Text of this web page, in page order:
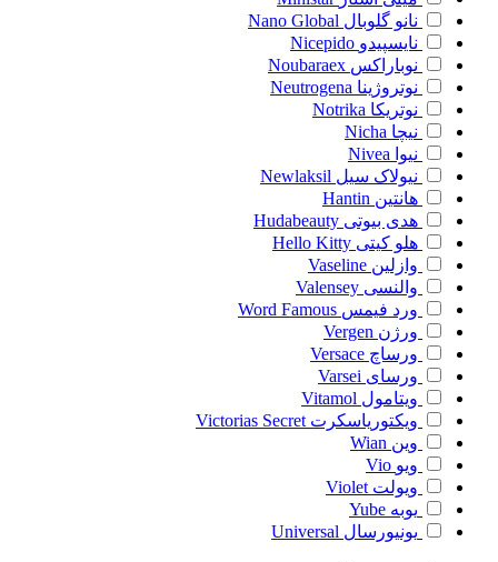
نانو گلوبال Nano Global
نایسپیدو Nicepido
نوباراکس Noubaraex
نوتروژینا Neutrogena
نوتریکا Notrika
نیچا Nicha
نیوا Nivea
نیولاک سیل Newlaksil
هانتین Hantin
هدی بیوتی Hudabeauty
هلو کیتی Hello Kitty
وازلین Vaseline
والنسی Valensey
ورد فیمس Word Famous
ورژن Vergen
ورساچ Versace
ورسای Varsei
ویتامول Vitamol
ویکتوریاسکرت Victorias Secret
وین Wian
ویو Vio
ویولت Violet
یوبه Yube
یونیورسال Universal